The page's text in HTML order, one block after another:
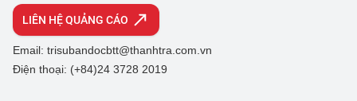
LIÊN HỆ QUẢNG CÁO
Email: trisubandocbtt@thanhtra.com.vn
Điện thoại: (+84)24 3728 2019